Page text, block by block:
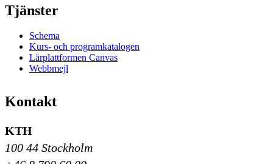
Tjänster
Schema
Kurs- och programkatalogen
Lärplattformen Canvas
Webbmejl
Kontakt
KTH
100 44 Stockholm